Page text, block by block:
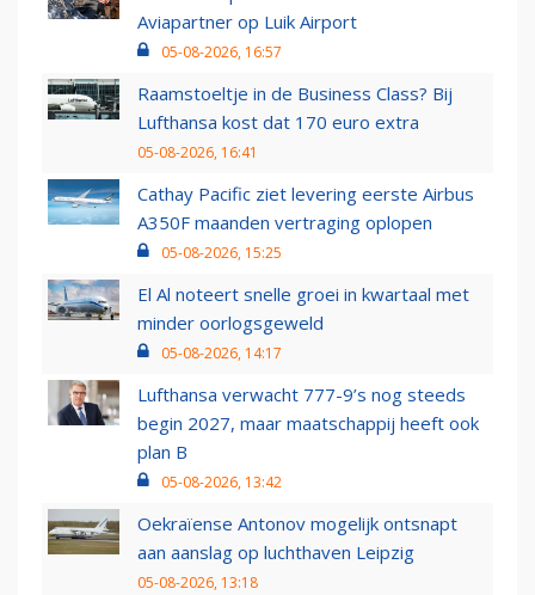
Aviapartner op Luik Airport
05-08-2026, 16:57
Raamstoeltje in de Business Class? Bij
Lufthansa kost dat 170 euro extra
05-08-2026, 16:41
Cathay Pacific ziet levering eerste Airbus
A350F maanden vertraging oplopen
05-08-2026, 15:25
El Al noteert snelle groei in kwartaal met
minder oorlogsgeweld
05-08-2026, 14:17
Lufthansa verwacht 777-9’s nog steeds
begin 2027, maar maatschappij heeft ook
plan B
05-08-2026, 13:42
Oekraïense Antonov mogelijk ontsnapt
aan aanslag op luchthaven Leipzig
05-08-2026, 13:18